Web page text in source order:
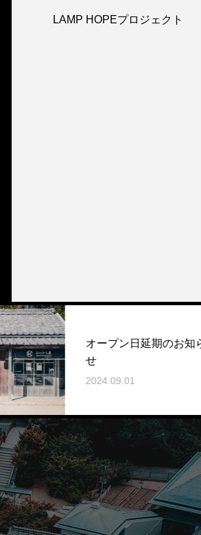
LAMP HOPEプロジェクト
オープン日延期のお知ら
せ
2024.09.01